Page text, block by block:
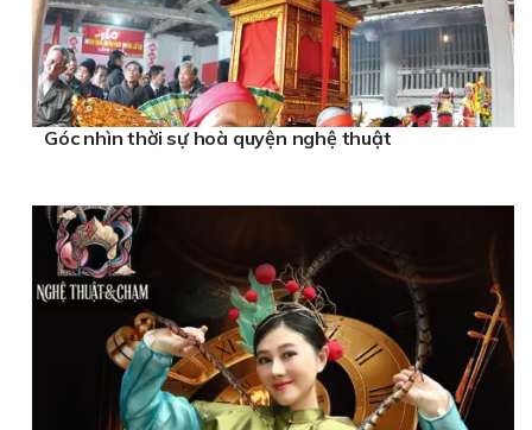
Góc nhìn thời sự hoà quyện nghệ thuật